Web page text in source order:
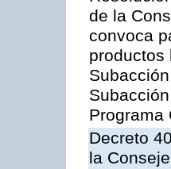
de la
convoca
productos
Programa
Decreto
la